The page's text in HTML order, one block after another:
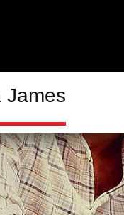
James